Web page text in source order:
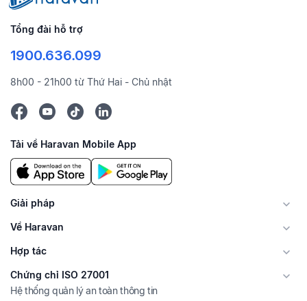
Tổng đài hỗ trợ
1900.636.099
8h00 - 21h00 từ Thứ Hai - Chủ nhật
Tải về Haravan Mobile App
Giải pháp
Về Haravan
Hợp tác
Chứng chỉ ISO 27001
Hệ thống quản lý an toàn thông tin